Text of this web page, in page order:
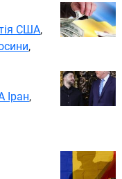
США,
,
Іран,